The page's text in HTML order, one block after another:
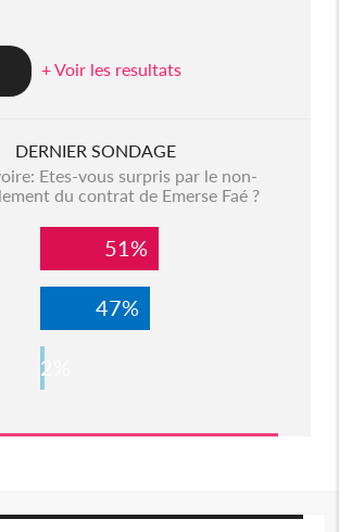
+ Voir les resultats
DERNIER SONDAGE
Etes-vous surpris par le non-
du contrat de Emerse Faé ?
51%
47%
2%